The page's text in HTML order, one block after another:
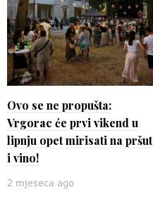
Ovo se ne propušta:
Vrgorac će prvi vikend u
lipnju opet mirisati na pršut
i vino!
2 mjeseca ago